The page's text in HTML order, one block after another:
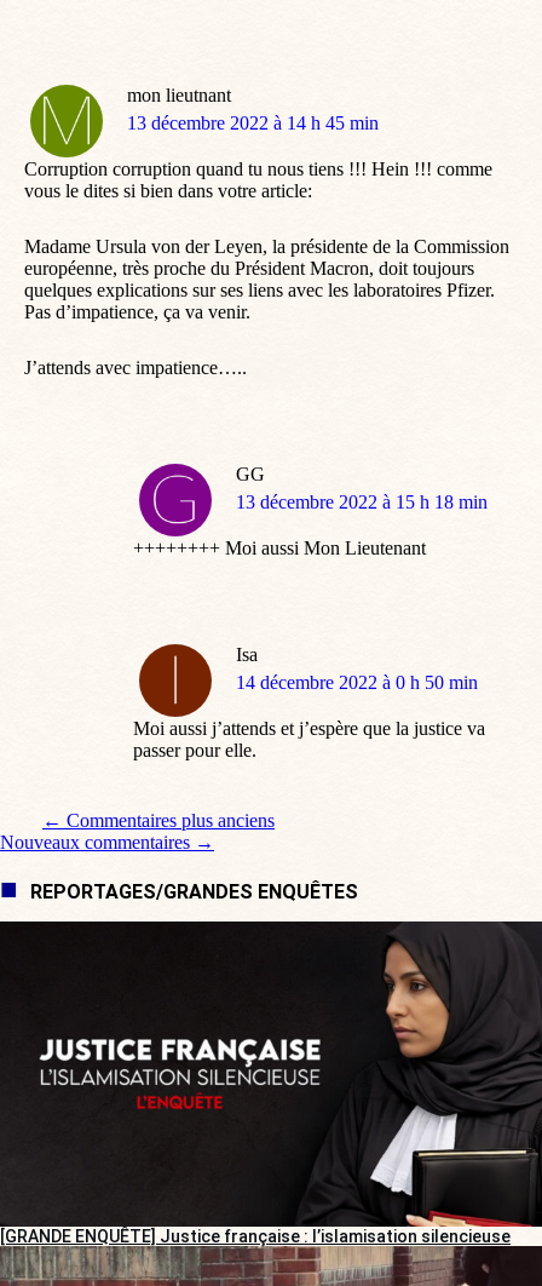
mon lieutnant
dit
13 décembre 2022 à 14 h 45 min
Corruption corruption quand tu nous tiens !!! Hein !!! comme
vous le dites si bien dans votre article:
Madame Ursula von der Leyen, la présidente de la Commission
européenne, très proche du Président Macron, doit toujours
quelques explications sur ses liens avec les laboratoires Pfizer.
Pas d’impatience, ça va venir.
J’attends avec impatience…..
GG
dit
13 décembre 2022 à 15 h 18 min
++++++++ Moi aussi Mon Lieutenant
Isa
dit
14 décembre 2022 à 0 h 50 min
Moi aussi j’attends et j’espère que la justice va
passer pour elle.
Navigation de commentaire
← Commentaires plus anciens
Nouveaux commentaires →
REPORTAGES/GRANDES ENQUÊTES
[GRANDE ENQUÊTE] Justice française : l’islamisation silencieuse